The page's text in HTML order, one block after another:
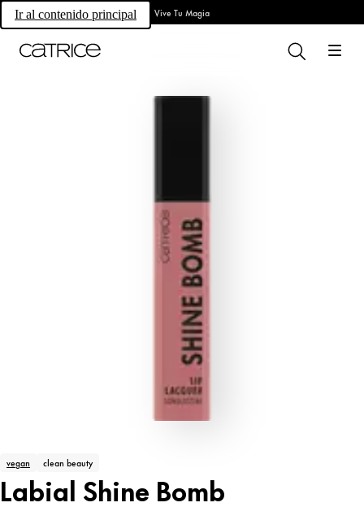
Ir al contenido principal Vive Tu Magia
vegan clean beauty
Labial Shine Bomb